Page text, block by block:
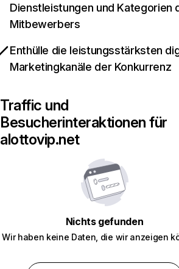
Dienstleistungen und Kategorien
Mitbewerbers
Enthülle die leistungsstärksten
Marketingkanäle der Konkurrenz
Traffic und
Besucherinteraktionen für
alottovip.net
Nichts gefunden
Wir haben keine Daten, die wir anzeigen